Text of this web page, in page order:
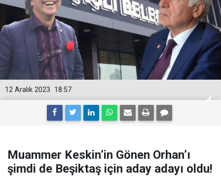
18:57
12 Aralık 2023
Muammer Keskin’in Gönen Orhan’ı
şimdi de Beşiktaş için aday adayı oldu!